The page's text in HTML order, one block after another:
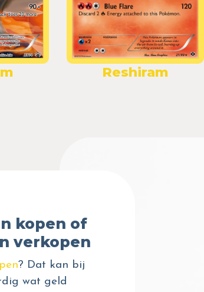
Reshiram
kopen of
verkopen
? Dat kan bij
wat geld